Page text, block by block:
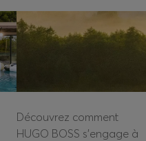
Découvrez comment
HUGO BOSS s’engage à